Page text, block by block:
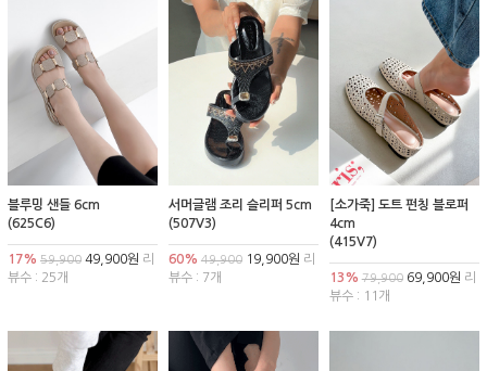
블루밍 샌들 6cm
(625C6)
17% 59,900 49,900원 리
뷰수 : 25개
서머글램 조리 슬리퍼 5cm
(507V3)
60% 49,90019,900원 리
뷰수 : 7개
[소가죽] 도트 펀칭 블로퍼
4cm
(415V7)
13% 79,90069,900원 리
뷰수 : 11개